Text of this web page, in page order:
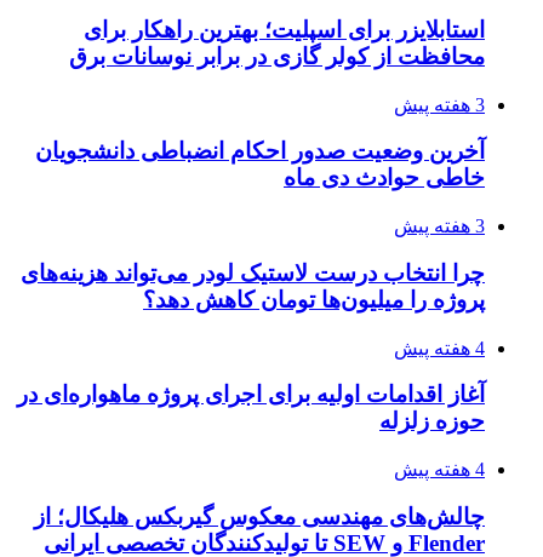
استابلایزر برای اسپلیت؛ بهترین راهکار برای
محافظت از کولر گازی در برابر نوسانات برق
3 هفته پیش
آخرین وضعیت صدور احکام انضباطی دانشجویان
خاطی حوادث دی ماه
3 هفته پیش
چرا انتخاب درست لاستیک لودر می‌تواند هزینه‌های
پروژه را میلیون‌ها تومان کاهش دهد؟
4 هفته پیش
آغاز اقدامات اولیه برای اجرای پروژه ماهواره‌ای در
حوزه زلزله
4 هفته پیش
چالش‌های مهندسی معکوس گیربکس هلیکال؛ از
Flender و SEW تا تولیدکنندگان تخصصی ایرانی